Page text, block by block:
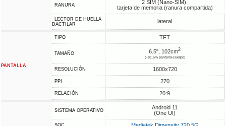
RANURA
2 SIM (Nano-SIM),
tarjeta de memoria (ranura compartida)
LECTOR DE HUELLA
DACTILAR
lateral
PANTALLA
TIPO TFT
TAMAÑO 6.5", 102cm2
(~81.6% pantalla-cuerpo)
RESOLUCIÓN 1600x720
PPI 270
RELACIÓN 20:9
SISTEMA OPERATIVO
Android 11
(One UI)
SOC